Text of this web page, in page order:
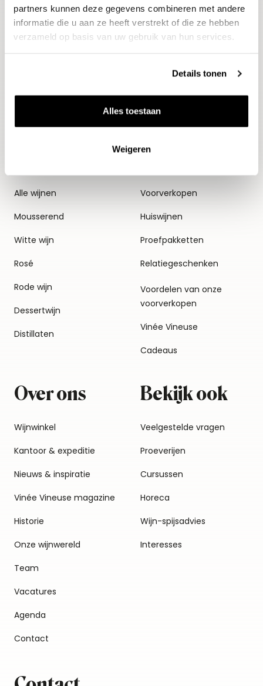
partners kunnen deze gegevens combineren met andere
informatie die u aan ze heeft verstrekt of die ze hebben
verzameld op basis van uw gebruik van hun services.
Details tonen
Alles toestaan
Weigeren
Aanmelden
Alle wijnen
Mousserend
Witte wijn
Rosé
Rode wijn
Dessertwijn
Distillaten
Thema's
Voorverkopen
Huiswijnen
Proefpakketten
Relatiegeschenken
Voordelen van onze
voorverkopen
Vinée Vineuse
Cadeaus
Over ons
Wijnwinkel
Kantoor & expeditie
Nieuws & inspiratie
Vinée Vineuse magazine
Historie
Onze wijnwereld
Team
Vacatures
Agenda
Contact
Bekijk ook
Veelgestelde vragen
Proeverijen
Cursussen
Horeca
Wijn-spijsadvies
Interesses